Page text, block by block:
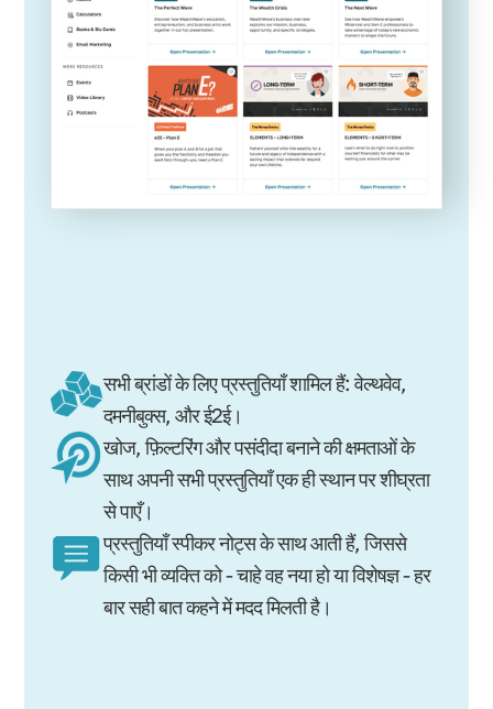
सभी ब्रांडों के लिए प्रस्तुतियाँ शामिल हैं: वेल्थवेव,
दमनीबुक्स, और ई2ई।
खोज, फ़िल्टरिंग और पसंदीदा बनाने की क्षमताओं के
साथ अपनी सभी प्रस्तुतियाँ एक ही स्थान पर शीघ्रता
से पाएँ।
प्रस्तुतियाँ स्पीकर नोट्स के साथ आती हैं, जिससे
किसी भी व्यक्ति को - चाहे वह नया हो या विशेषज्ञ - हर
बार सही बात कहने में मदद मिलती है।